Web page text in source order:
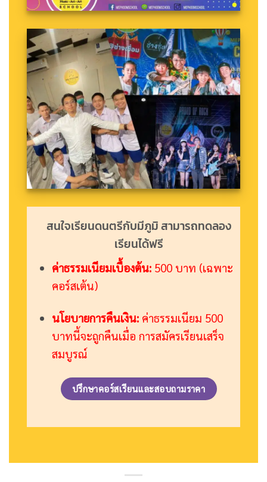
สนใจเรียนดนตรีกับมีภูมิ สามารถทดลอง
เรียนได้ฟรี
ค่าธรรมเนียมเบื้องต้น:500 บาท (เฉพาะ
คอร์สเต้น)
นโยบายการคืนเงิน:ค่าธรรมเนียม 500
บาทนี้จะถูกคืนเมื่อ การสมัครเรียนเสร็จ
สมบูรณ์
ปรึกษาคอร์สเรียนและสอบถามราคา